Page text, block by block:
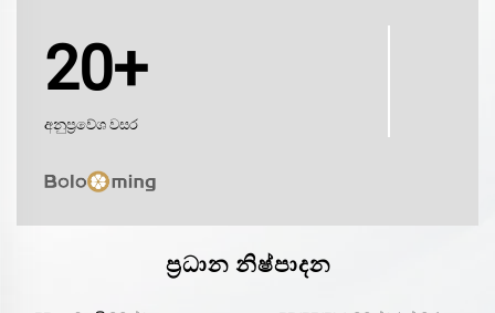
20+
අනුප්‍රවේශ වසර
ප්‍රධාන නිෂ්පාදන